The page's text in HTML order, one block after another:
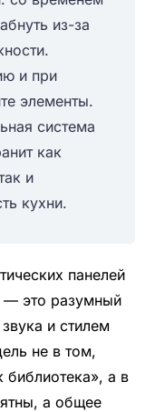
из-за
и при
элементы.
система
как
и
кухни.
панелей
— это разумный
и стилем
не в том,
библиотека», а в
а общее